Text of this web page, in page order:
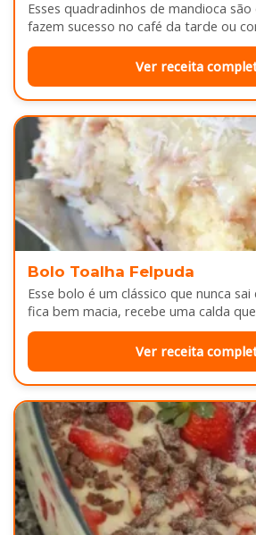
Esses quadradinhos de mandioca são
fazem sucesso no café da tarde ou
depois do almoço. Por…
Ver receita
Bolo Toalha Felpuda
Esse bolo é um clássico que nunca
fica bem macia, recebe uma calda
Ver receita